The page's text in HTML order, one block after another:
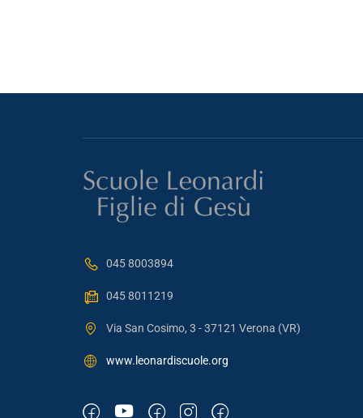
045 8003894
045 8011219
Via San Cosimo, 3 - 37121 Verona (VR)
www.leonardiscuole.org